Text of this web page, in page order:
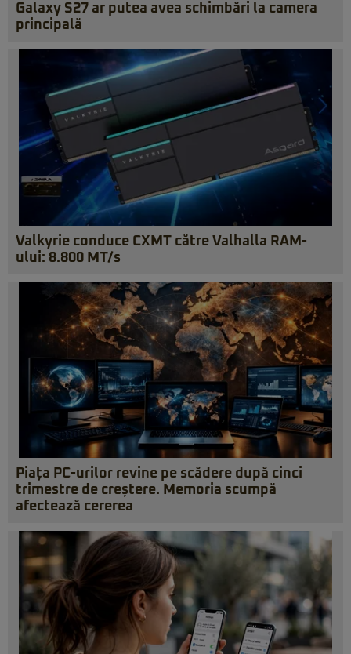
Galaxy S27 ar putea avea schimbări la camera
principală
Valkyrie conduce CXMT către Valhalla RAM-
ului: 8.800 MT/s
Piața PC-urilor revine pe scădere după cinci
trimestre de creștere. Memoria scumpă
afectează cererea